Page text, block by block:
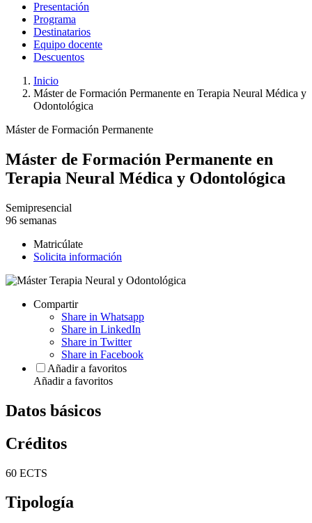
Presentación
Programa
Destinatarios
Equipo docente
Descuentos
Inicio
Máster de Formación Permanente en Terapia Neural Médica y
Odontológica
Máster de Formación Permanente
Máster de Formación Permanente en
Terapia Neural Médica y Odontológica
Semipresencial
96 semanas
Matricúlate
Solicita información
Compartir
Share in Whatsapp
Share in LinkedIn
Share in Twitter
Share in Facebook
Añadir a favoritos
Añadir a favoritos
Datos básicos
Créditos
60 ECTS
Tipología